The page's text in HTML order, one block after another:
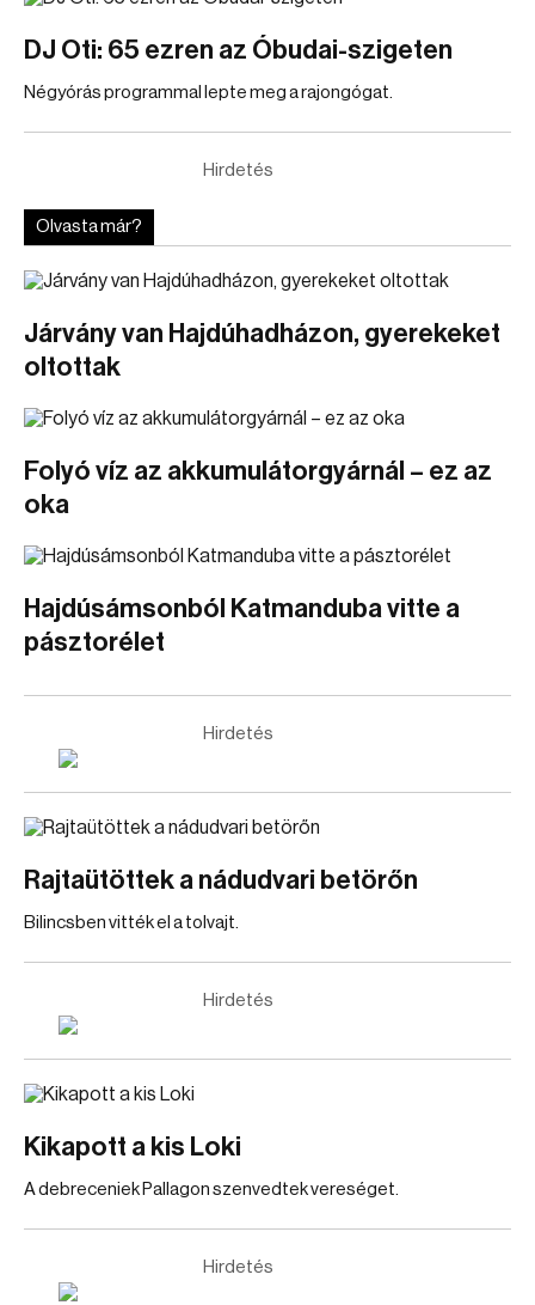
DJ Oti: 65 ezren az Óbudai-szigeten
Négyórás programmal lepte meg a rajongógat.
Hirdetés
Olvasta már?
Járvány van Hajdúhadházon, gyerekeket
oltottak
Folyó víz az akkumulátorgyárnál – ez az
oka
Hajdúsámsonból Katmanduba vitte a
pásztorélet
Hirdetés
Rajtaütöttek a nádudvari betörőn
Bilincsben vitték el a tolvajt.
Hirdetés
Kikapott a kis Loki
A debreceniek Pallagon szenvedtek vereséget.
Hirdetés